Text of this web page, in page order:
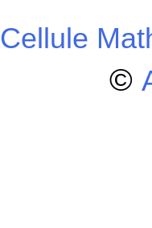
Cellule
©